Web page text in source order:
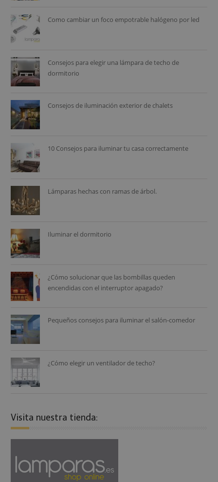
Como cambiar un foco empotrable halógeno por led
Consejos para elegir una lámpara de techo de
dormitorio
Consejos de iluminación exterior de chalets
10 Consejos para iluminar tu casa correctamente
Lámparas hechas con ramas de árbol.
Iluminar el dormitorio
¿Cómo solucionar que las bombillas queden
encendidas con el interruptor apagado?
Pequeños consejos para iluminar el salón-comedor
¿Cómo elegir un ventilador de techo?
Visita nuestra tienda: